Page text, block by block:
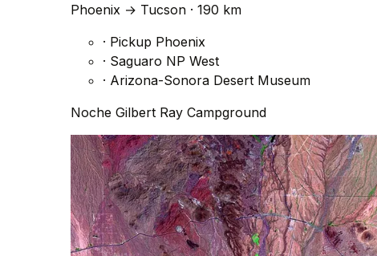
Phoenix → Tucson · 190 km
· Pickup Phoenix
· Saguaro NP West
· Arizona-Sonora Desert Museum
Noche Gilbert Ray Campground